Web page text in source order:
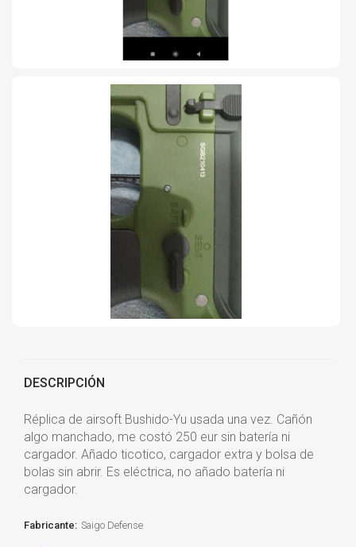
DESCRIPCIÓN
Réplica de airsoft Bushido-Yu usada una vez. Cañón
algo manchado, me costó 250 eur sin batería ni
cargador. Añado ticotico, cargador extra y bolsa de
bolas sin abrir. Es eléctrica, no añado batería ni
cargador.
Fabricante: Saigo Defense